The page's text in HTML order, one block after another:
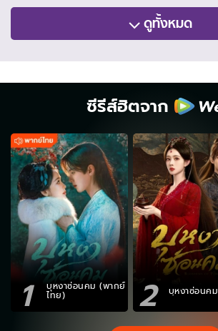
ดูทั้งหมด
ซีรีส์ฮิตจาก
1 บุหงาซ่อนคม (พากย์
ไทย) 2 บุหงาซ่อนคม